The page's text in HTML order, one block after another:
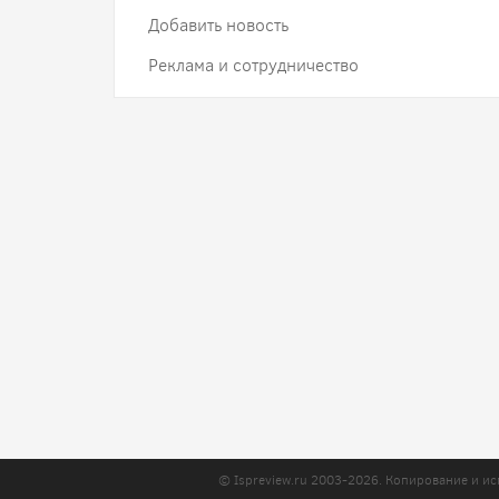
Добавить новость
Реклама и сотрудничество
© Ispreview.ru 2003-2026. Копирование и